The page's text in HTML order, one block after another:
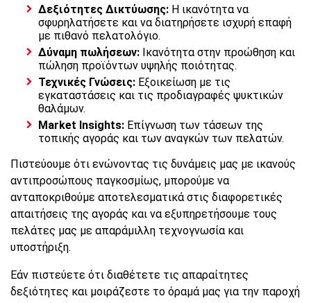
Δεξιότητες Δικτύωσης: Η ικανότητα να
σφυρηλατήσετε και να διατηρήσετε ισχυρή επαφή
με πιθανό πελατολόγιο.
Δύναμη πωλήσεων: Ικανότητα στην προώθηση και
πώληση προϊόντων υψηλής ποιότητας.
Τεχνικές Γνώσεις: Εξοικείωση με τις
εγκαταστάσεις και τις προδιαγραφές ψυκτικών
θαλάμων.
Market Insights: Επίγνωση των τάσεων της
τοπικής αγοράς και των αναγκών των πελατών.
Πιστεύουμε ότι ενώνοντας τις δυνάμεις μας με ικανούς
αντιπροσώπους παγκοσμίως, μπορούμε να
ανταποκριθούμε αποτελεσματικά στις διαφορετικές
απαιτήσεις της αγοράς και να εξυπηρετήσουμε τους
πελάτες μας με απαράμιλλη τεχνογνωσία και
υποστήριξη.
Εάν πιστεύετε ότι διαθέτετε τις απαραίτητες
δεξιότητες και μοιράζεστε το όραμά μας για την παροχή